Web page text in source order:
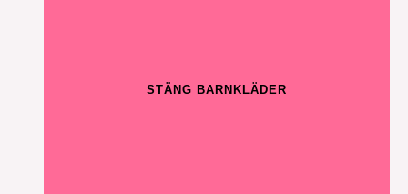
STÄNG BARNKLÄDER